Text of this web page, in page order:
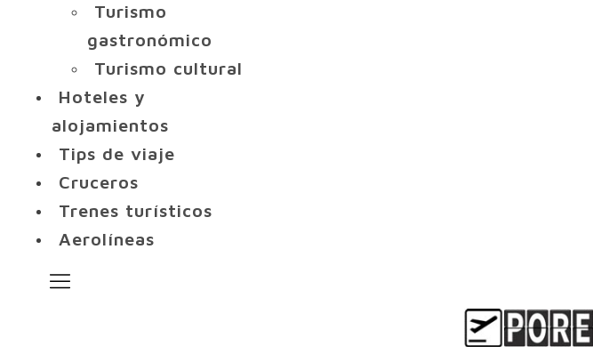
Turismo
gastronómico
Turismo cultural
Hoteles y
alojamientos
Tips de viaje
Cruceros
Trenes turísticos
Aerolíneas